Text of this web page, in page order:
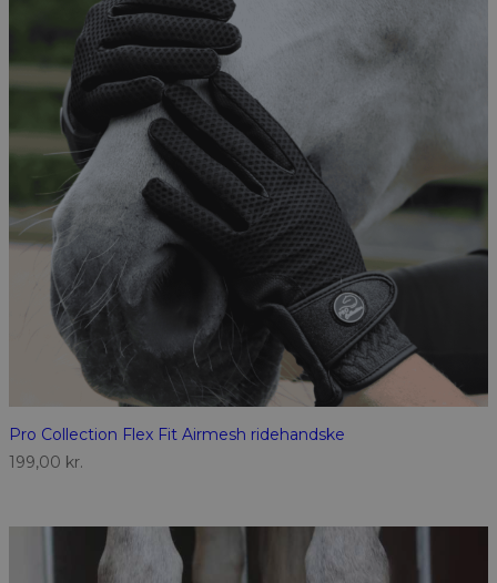
Pro Collection Flex Fit Airmesh ridehandske
199,00 kr.